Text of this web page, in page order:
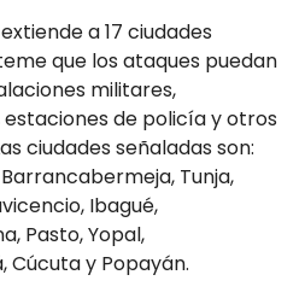
a 17 ciudades
que los ataques puedan
militares,
de policía y otros
ciudades señaladas son:
Tunja,
Ibagué,
Pasto, Yopal,
Cúcuta y Popayán.